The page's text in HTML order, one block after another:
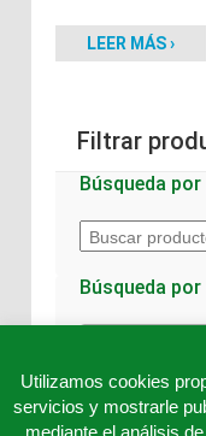
LEER MÁS ›
Filtrar
Búsqueda
Buscar
por:
Búsqueda
Utilizamos cookies
servicios y mostrarle
mediante el análisis